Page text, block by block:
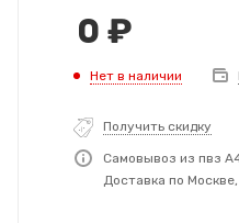
0 ₽
Нет в наличии
Получить скидку
Самовывоз из пвз
Доставка по